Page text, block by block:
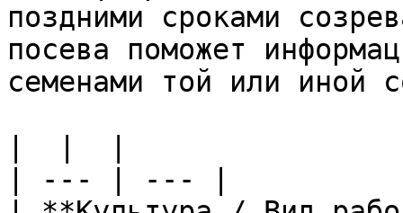
поздними сроками
посева поможет
семенами той или иной
| --- | --- |